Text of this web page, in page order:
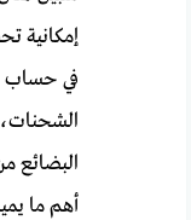
إمكانية
في حساب
البضائع
أهم ما